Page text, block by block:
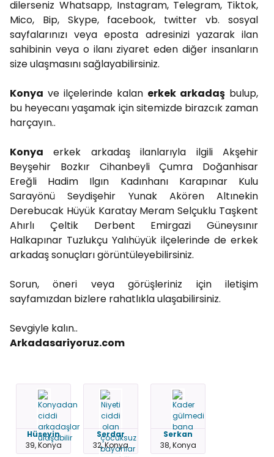
dilerseniz Whatsapp, Instagram, Telegram, Tiktok,
Mico, Bip, Skype, facebook, twitter vb. sosyal
sayfalarınızı veya eposta adresinizi yazarak ilan
sahibinin veya o ilanı ziyaret eden diğer insanların
size ulaşmasını sağlayabilirsiniz.
Konya ve ilçelerinde kalan erkek arkadaş bulup,
bu heyecanı yaşamak için sitemizde birazcık zaman
harçayın..
Konya erkek arkadaş ilanlarıyla ilgili Akşehir
Beyşehir Bozkır Cihanbeyli Çumra Doğanhisar
Ereğli Hadim Ilgın Kadınhanı Karapınar Kulu
Sarayönü Seydişehir Yunak Akören Altınekin
Derebucak Hüyük Karatay Meram Selçuklu Taşkent
Ahırlı Çeltik Derbent Emirgazi Güneysınır
Halkapınar Tuzlukçu Yalıhüyük ilçelerinde de erkek
arkadaş sonuçları görüntüleyebilirsiniz.
Sorun, öneri veya görüşleriniz için iletişim
sayfamızdan bizlere rahatlıkla ulaşabilirsiniz.
Sevgiyle kalın..
Arkadasariyoruz.com
Hüseyin
39, Konya
Serdar
32, Konya
Serkan
38, Konya